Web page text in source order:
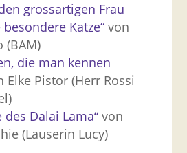
grossartigen Frau
Katze“ von
(BAM)
die man kennen
Elke Pistor (Herr Rossi
des Dalai Lama“ von
(Lauserin Lucy)